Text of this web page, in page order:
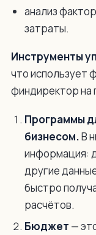
анализ
затраты.
Инструменты
что использует
финдиректор на
Программы
бизнесом.В
информация:
другие
быстро
расчётов.
Бюджет —